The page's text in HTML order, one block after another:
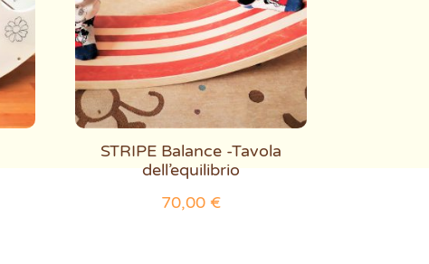
STRIPE Balance -Tavola
dell’equilibrio
70,00 €